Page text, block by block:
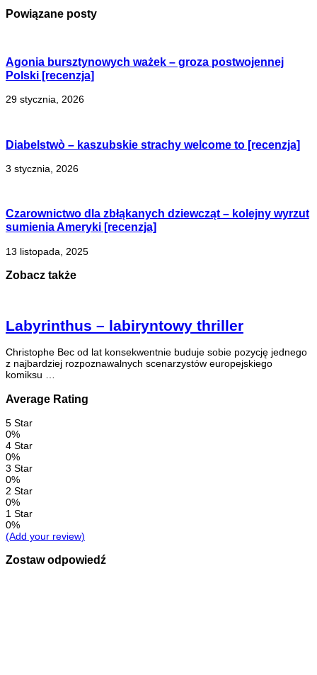
Powiązane posty
Agonia bursztynowych ważek – groza postwojennej
Polski [recenzja]
29 stycznia, 2026
Diabelstwò – kaszubskie strachy welcome to [recenzja]
3 stycznia, 2026
Czarownictwo dla zbłąkanych dziewcząt – kolejny wyrzut
sumienia Ameryki [recenzja]
13 listopada, 2025
Zobacz także
Labyrinthus – labiryntowy thriller
Christophe Bec od lat konsekwentnie buduje sobie pozycję jednego
z najbardziej rozpoznawalnych scenarzystów europejskiego
komiksu …
Average Rating
5 Star
0%
4 Star
0%
3 Star
0%
2 Star
0%
1 Star
0%
(Add your review)
Zostaw odpowiedź